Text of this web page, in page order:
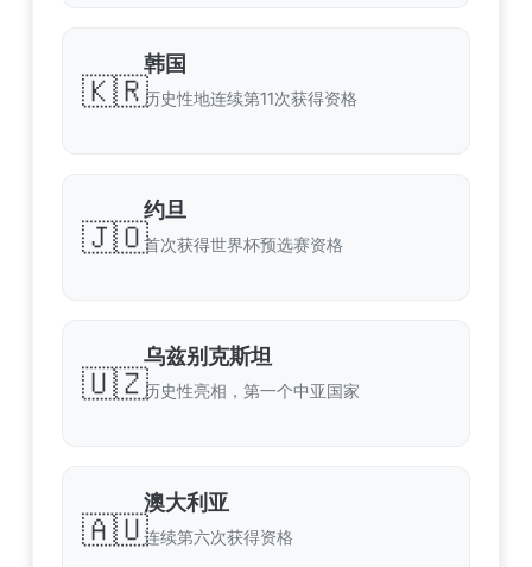
🇰🇷
韩国
历史性地连续第11次获得资格
🇯🇴
约旦
首次获得世界杯预选赛资格
🇺🇿
乌兹别克斯坦
历史性亮相，第一个中亚国家
🇦🇺
澳大利亚
连续第六次获得资格